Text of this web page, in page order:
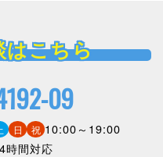
はこちら
09
日 祝 10:00～19:00
時間対応